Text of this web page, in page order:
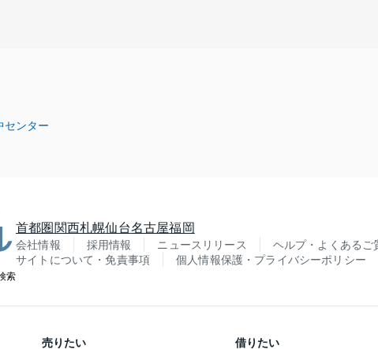
センター
索
首都圏関西札幌仙台名古屋福岡
会社情報 採用情報 ニュースリリース ヘルプ・よくあるご
サイトについて・免責事項
個人情報保護・プライバシーポリシー
売りたい 借りたい